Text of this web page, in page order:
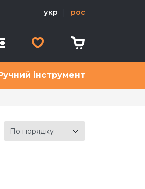
укр рос
інструмент